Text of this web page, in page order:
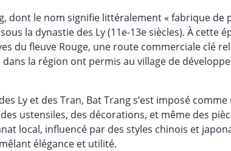
dont le nom signifie littéralement « fabrique
la dynastie des Ly (11e-13e siècles). À cette
du fleuve Rouge, une route commerciale clé
dans la région ont permis au village de
Ly et des Tran, Bat Trang s’est imposé
ustensiles, des décorations, et même des
local, influencé par des styles chinois et
élégance et utilité.